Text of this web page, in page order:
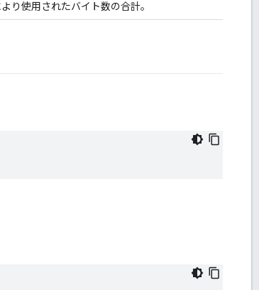
り使用されたバイト数の合計。